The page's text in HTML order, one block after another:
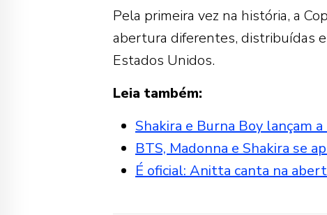
Pela primeira vez na história, a
abertura diferentes, distribuídas
Estados Unidos.
Leia também:
Shakira e Burna Boy lançam
BTS, Madonna e Shakira se
É oficial: Anitta canta na